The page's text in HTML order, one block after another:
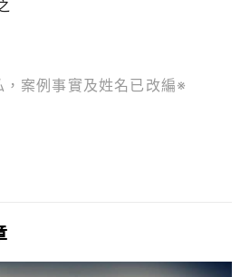
案例事實及姓名已改編※